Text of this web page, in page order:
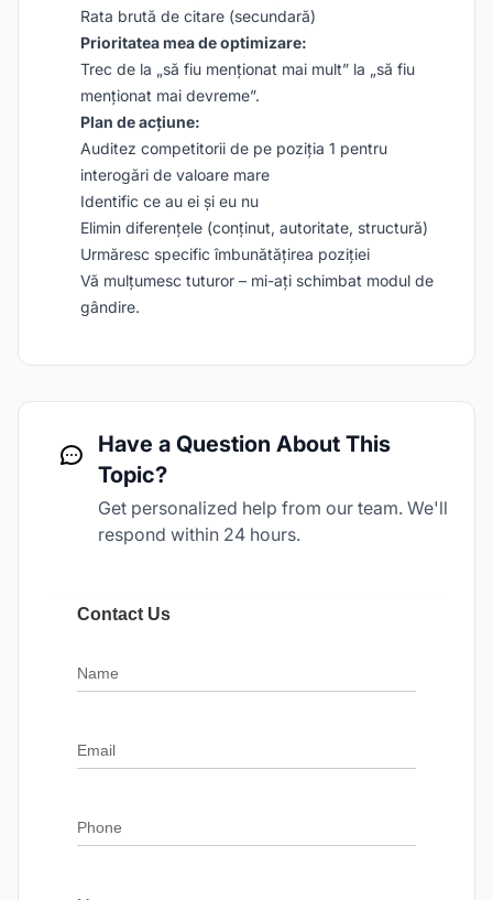
Rata brută de citare (secundară)
Prioritatea mea de optimizare:
Trec de la „să fiu menționat mai mult” la „să fiu
menționat mai devreme”.
Plan de acțiune:
Auditez competitorii de pe poziția 1 pentru
interogări de valoare mare
Identific ce au ei și eu nu
Elimin diferențele (conținut, autoritate, structură)
Urmăresc specific îmbunătățirea poziției
Vă mulțumesc tuturor – mi-ați schimbat modul de
gândire.
Have a Question About This
Topic?
Get personalized help from our team. We'll
respond within 24 hours.